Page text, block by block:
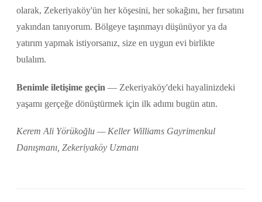
olarak, Zekeriyaköy'ün her köşesini, her sokağını, her fırsatını
yakından tanıyorum. Bölgeye taşınmayı düşünüyor ya da
yatırım yapmak istiyorsanız, size en uygun evi birlikte
bulalım.
Benimle iletişime geçin — Zekeriyaköy'deki hayalinizdeki
yaşamı gerçeğe dönüştürmek için ilk adımı bugün atın.
Kerem Ali Yörükoğlu — Keller Williams Gayrimenkul
Danışmanı, Zekeriyaköy Uzmanı